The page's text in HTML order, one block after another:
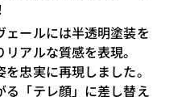
ェールには半透明塗装を
アルな質感を表現。
忠実に再現しました。
る「テレ顔」に差し替え